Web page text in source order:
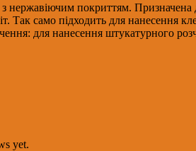
з нержавіючим покриттям.
Так само підходить для нанесення
для нанесення штукатурного
yet.